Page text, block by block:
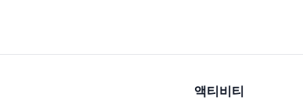
액티비티